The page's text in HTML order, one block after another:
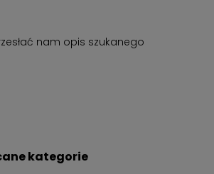
nam opis szukanego
kategorie